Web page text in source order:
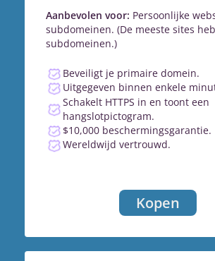
Aanbevolen voor: Persoonlijke
subdomeinen. (De meeste sites
subdomeinen.)
Beveiligt je primaire domein.
Uitgegeven binnen enkele
Schakelt HTTPS in en toont een
hangslotpictogram.
$10,000 beschermingsgarantie.
Wereldwijd vertrouwd.
Kopen